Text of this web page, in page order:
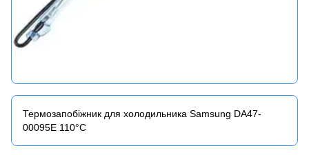
Термозапобіжник для холодильника Samsung DA47-
00095E 110°C